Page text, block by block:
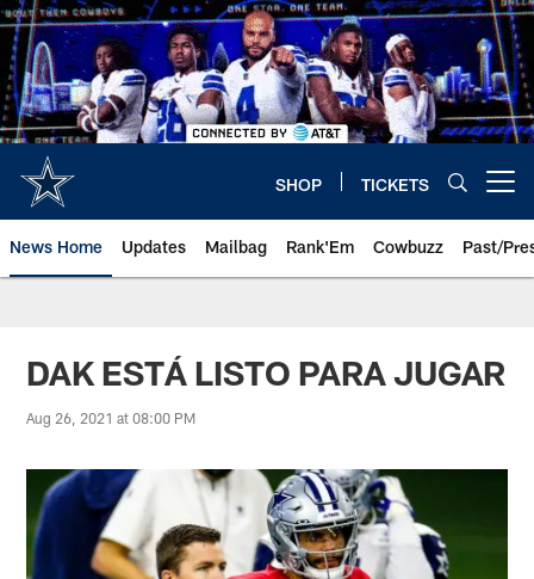
Skip
to
main
content
SHOP TICKETS
News Home Updates Mailbag Rank'Em Cowbuzz Past/
DAK ESTÁ LISTO PARA JUGAR
Aug 26, 2021 at 08:00 PM